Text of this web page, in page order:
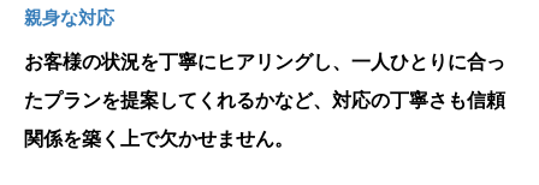
親身な対応
お客様の状況を丁寧にヒアリングし、一人ひとりに合っ
たプランを提案してくれるかなど、対応の丁寧さも信頼
関係を築く上で欠かせません。